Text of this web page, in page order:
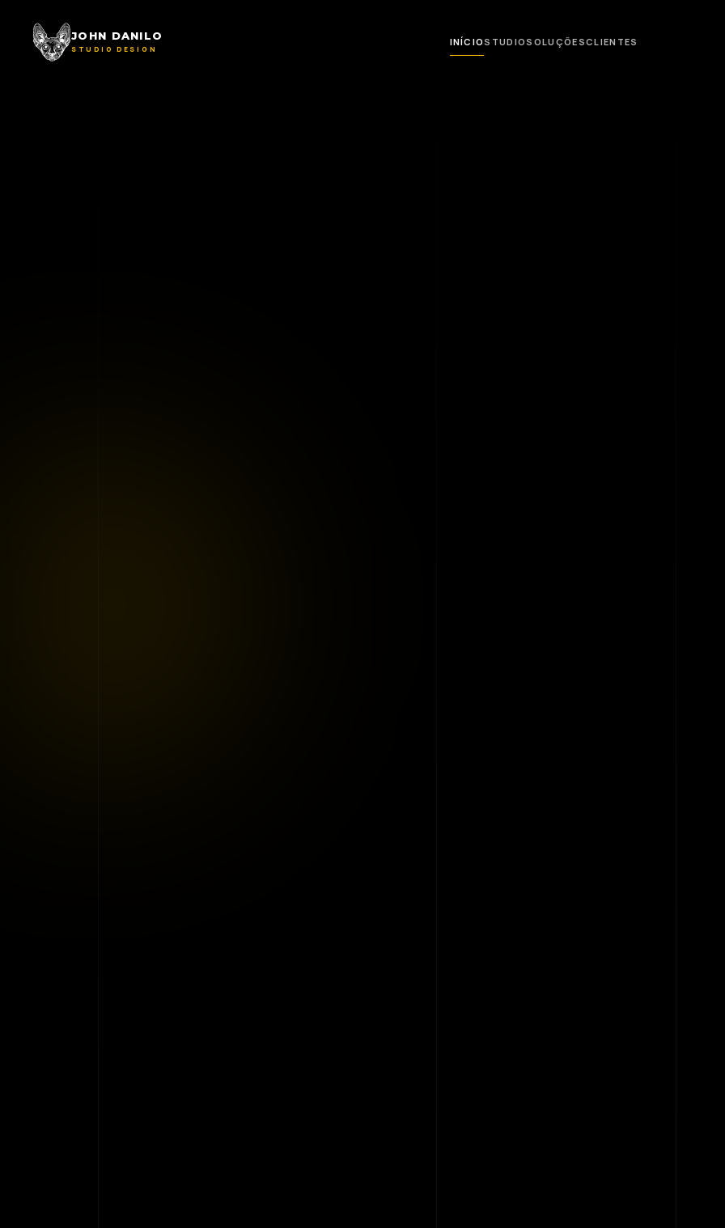
JOHN DANILO
STUDIO DESIGN
INÍCIO STUDIO SOLUÇÕESCLIENTES